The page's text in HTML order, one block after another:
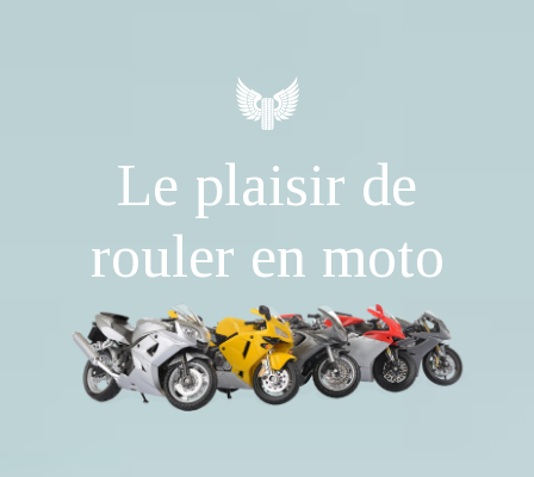
Le plaisir de
rouler en moto